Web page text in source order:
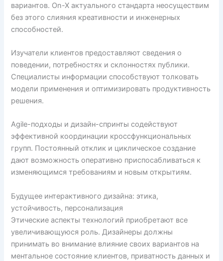
вариантов. On-X актуального стандарта неосуществим
без этого слияния креативности и инженерных
способностей.
Изучатели клиентов предоставляют сведения о
поведении, потребностях и склонностях публики.
Специалисты информации способствуют толковать
модели применения и оптимизировать продуктивность
решения.
Agile-подходы и дизайн-спринты содействуют
эффективной координации кроссфункциональных
групп. Постоянный отклик и циклическое создание
дают возможность оперативно приспосабливаться к
изменяющимся требованиям и новым открытиям.
Будущее интерактивного дизайна: этика,
устойчивость, персонализация
Этические аспекты технологий приобретают все
увеличивающуюся роль. Дизайнеры должны
принимать во внимание влияние своих вариантов на
ментальное состояние клиентов, приватность данных и